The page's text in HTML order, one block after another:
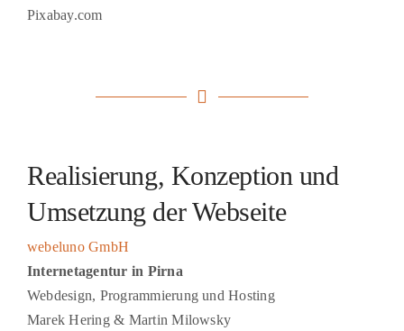
Pixabay.com
Realisierung, Konzeption und
Umsetzung der Webseite
webeluno GmbH
Internetagentur in Pirna
Webdesign, Programmierung und Hosting
Marek Hering & Martin Milowsky